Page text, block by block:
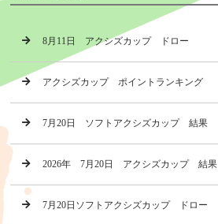
8月11日 アクシズカップ ドロー
アクシズカップ ポイントランキング
7月20日 ソフトアクシズカップ 結果
2026年 7月20日 アクシズカップ 結果
7月20日ソフトアクシズカップ ドロー